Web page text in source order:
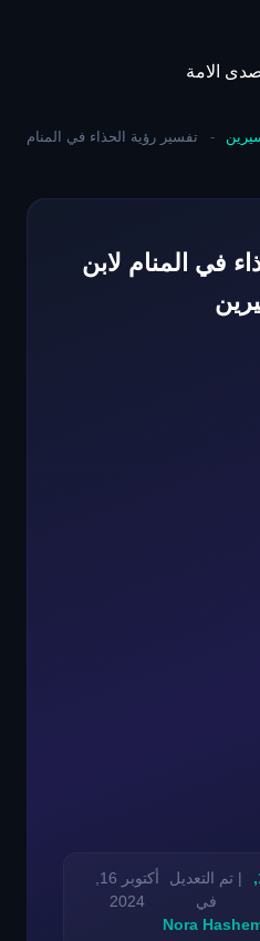
content
الامة
-
تفسير رؤية الحذاء في المنام
في المنام لابن
مارس 18,
| تم التعديل
في
أكتوبر 16,
2024
Nora